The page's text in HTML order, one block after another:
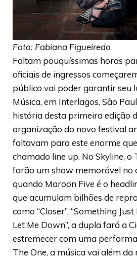
Foto: Fabiana Figueiredo
Faltam pouquíssimas horas
oficiais de ingressos
público vai poder garantir seu
Música, em Interlagos, São
história desta primeira edição
organização do novo festival
faltavam para este enorme
chamado line up. No Skyline, o
farão um show memorável no
quando Maroon Five é o
que acumulam bilhões de
como “Closer”, “Something Just
Let Me Down”, a dupla fará a
estremecer com uma
The One, a música vai além da